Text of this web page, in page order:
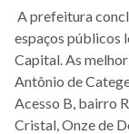
A prefeitura
espaços públicos
Capital. As
Antônio de
Acesso B, bairro
Cristal, Onze de